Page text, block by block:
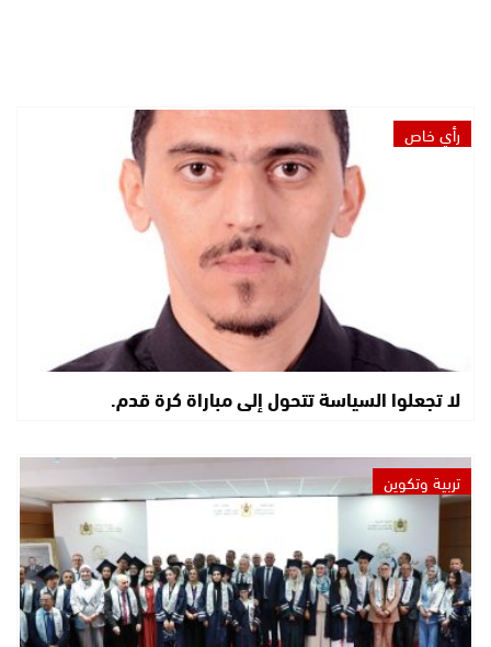
رأي خاص
لا تجعلوا السياسة تتحول إلى مباراة كرة قدم.
تربية وتكوين